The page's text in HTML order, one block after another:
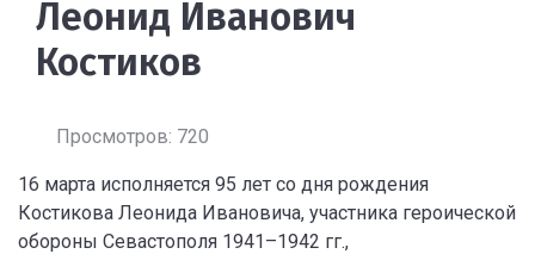
Леонид Иванович
Костиков
Просмотров: 720
16 марта исполняется 95 лет со дня рождения
Костикова Леонида Ивановича, участника героической
обороны Севастополя 1941–1942 гг.,